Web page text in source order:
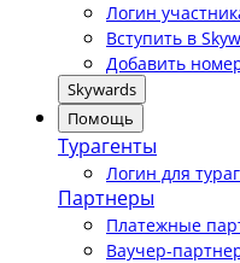
Логин
Вступить в
Добавить
Skywards
Помощь
Турагенты
Логин для
Партнеры
Платежные
Ваучер-